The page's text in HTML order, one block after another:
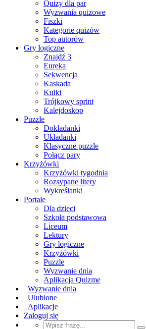
Quizy dla par
Wyzwania quizowe
Fiszki
Kategorie quizów
Top autorów
Gry logiczne
Znajdź 3
Eureka
Sekwencja
Kaskada
Kulki
Trójkowy sprint
Kalejdoskop
Puzzle
Dokładanki
Układanki
Klasyczne puzzle
Połącz pary
Krzyżówki
Krzyżówki tygodnia
Rozsypane litery
Wykreślanki
Portale
Dla dzieci
Szkoła podstawowa
Liceum
Lektury
Gry logiczne
Krzyżówki
Puzzle
Wyzwanie dnia
Aplikacja Quizme
Wyzwanie dnia
Ulubione
Aplikacje
Zaloguj się